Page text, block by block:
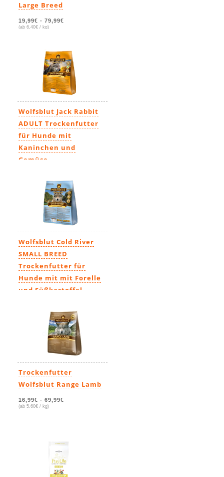
Large Breed
19,99€ - 79,99€
(ab 6,40€ / kg)
Wolfsblut Jack Rabbit
ADULT Trockenfutter
für Hunde mit
Kaninchen und
Gemüse
(ab 6,24€ / kg)
Wolfsblut Cold River
SMALL BREED
Trockenfutter für
Hunde mit mit Forelle
und Süßkartoffel
Trockenfutter
Wolfsblut Range Lamb
16,99€ - 69,99€
(ab 5,60€ / kg)